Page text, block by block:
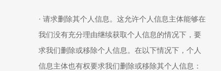
·请求删除其个人信息。这允许个人信息主体能够在
我们没有充分理由继续获取个人信息的情况下，要
求我们删除或移除个人信息。在以下情况下，个人
信息主体也有权要求我们删除或移除其个人信息 ：